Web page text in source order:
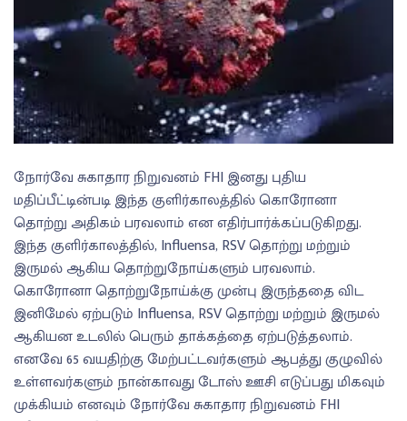
நோர்வே சுகாதார நிறுவனம் FHI இனது புதிய
மதிப்பீட்டின்படி இந்த குளிர்காலத்தில் கொரோனா
தொற்று அதிகம் பரவலாம் என எதிர்பார்க்கப்படுகிறது.
இந்த குளிர்காலத்தில், Influensa, RSV தொற்று மற்றும்
இருமல் ஆகிய தொற்றுநோய்களும் பரவலாம்.
கொரோனா தொற்றுநோய்க்கு முன்பு இருந்ததை விட
இனிமேல் ஏற்படும் Influensa, RSV தொற்று மற்றும் இருமல்
ஆகியன உடலில் பெரும் தாக்கத்தை ஏற்படுத்தலாம்.
எனவே 65 வயதிற்கு மேற்பட்டவர்களும் ஆபத்து குழுவில்
உள்ளவர்களும் நான்காவது டோஸ் ஊசி எடுப்பது மிகவும்
முக்கியம் எனவும் நோர்வே சுகாதார நிறுவனம் FHI